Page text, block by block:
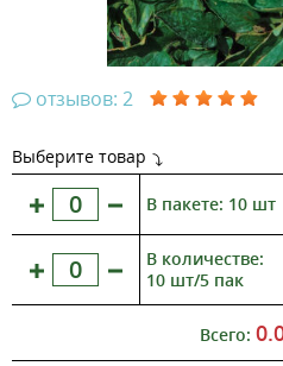
отзывов: 2
Выберите товар
В пакете: 10 шт
В количестве:
10 шт/5 пак
Всего: